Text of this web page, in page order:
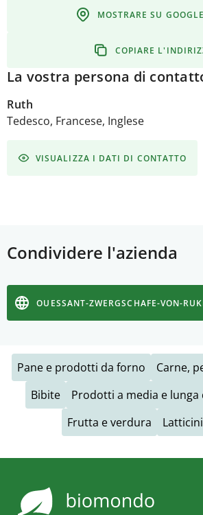
MOSTRARE SU
COPIARE
La vostra persona di
Ruth
Tedesco, Francese, Inglese
VISUALIZZA I DATI DI CONTATTO
Condividere l'azienda
OUESSANT-ZWERGSCHAFE-VON-
Pane e prodotti da forno
Carne,
Bibite
Prodotti a media e lunga
Frutta e verdura